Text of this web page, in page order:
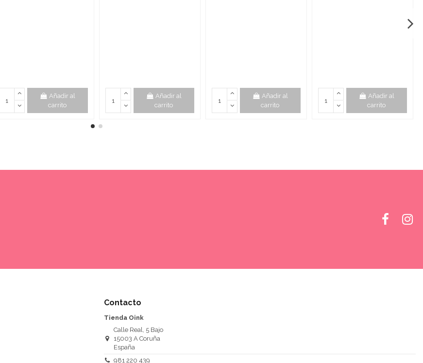
Añadir al
carrito
Añadir al
carrito
Añadir al
carrito
Añadir al
carrito
Contacto
Tienda Oink
Calle Real, 5 Bajo
15003 A Coruña
España
981 220 439